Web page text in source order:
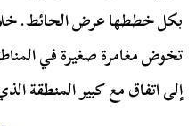
بكل خططها عرض الحائط.
تخوض مغامرة صغيرة في
إلى اتفاق مع كبير المنطقة